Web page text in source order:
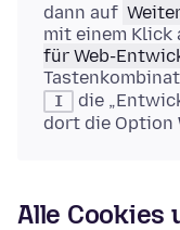
dann auf
mit einem Klick
für Web-
I
die
dort die Option
Alle Cookies